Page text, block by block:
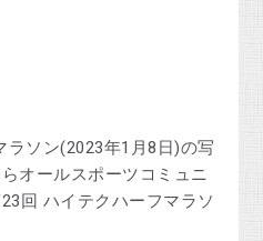
ソン(2023年1月8日)の写
オールスポーツコミュニ
回 ハイテクハーフマラソ